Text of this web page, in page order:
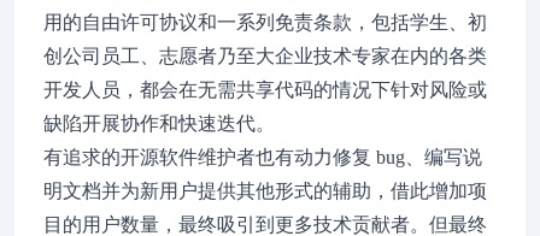
用的自由许可协议和一系列免责条款，包括学生、初
创公司员工、志愿者乃至大企业技术专家在内的各类
开发人员，都会在无需共享代码的情况下针对风险或
缺陷开展协作和快速迭代。
有追求的开源软件维护者也有动力修复 bug、编写说
明文档并为新用户提供其他形式的辅助，借此增加项
目的用户数量，最终吸引到更多技术贡献者。但最终